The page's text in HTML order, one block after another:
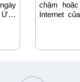
có
có
chậm
Internet
chập
điểm, vị trí
trạng này.